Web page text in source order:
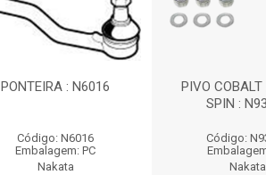
PONTEIRA : N6016
Código: N6016
Embalagem: PC
Nakata
PIVO
SPIN :
Código:
Nakata